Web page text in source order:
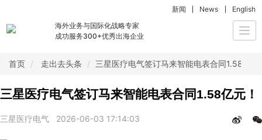
海外业务与国际化战略专家
成功服务300+优秀出海企业
新闻 News English
首页 走出去头条 三星医疗电气签订马来智能电表合同1.58亿元
三星医疗电气签订马来智能电表合同1.58亿元！
三星医疗电气 2026-06-03 17:14:03